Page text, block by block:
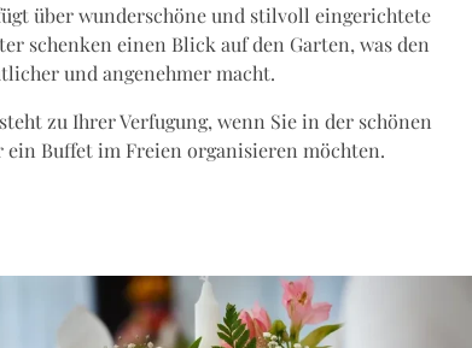
über wunderschöne und stilvoll eingerichtete
schenken einen Blick auf den Garten, was den
und angenehmer macht.
zu Ihrer Verfugung, wenn Sie in der schönen
ein Buffet im Freien organisieren möchten.